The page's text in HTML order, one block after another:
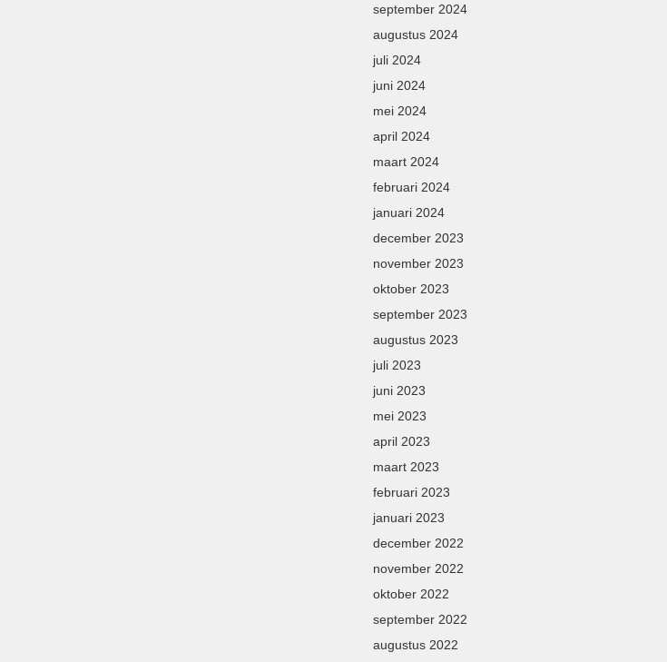
september 2024
augustus 2024
juli 2024
juni 2024
mei 2024
april 2024
maart 2024
februari 2024
januari 2024
december 2023
november 2023
oktober 2023
september 2023
augustus 2023
juli 2023
juni 2023
mei 2023
april 2023
maart 2023
februari 2023
januari 2023
december 2022
november 2022
oktober 2022
september 2022
augustus 2022